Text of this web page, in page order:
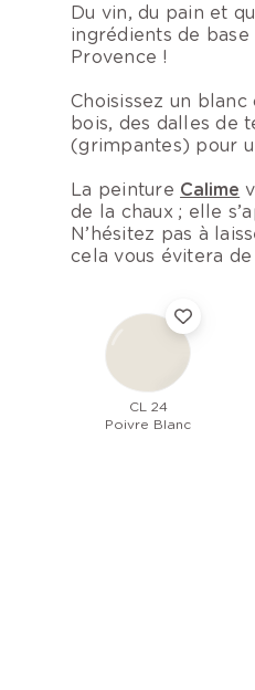
Du vin, du pain et
ingrédients de
Provence !
Choisissez un
bois, des dalles de
(grimpantes) pour
La peinture Calime
de la chaux ; elle
N’hésitez pas à
cela vous évitera
CL 24
Poivre Blanc